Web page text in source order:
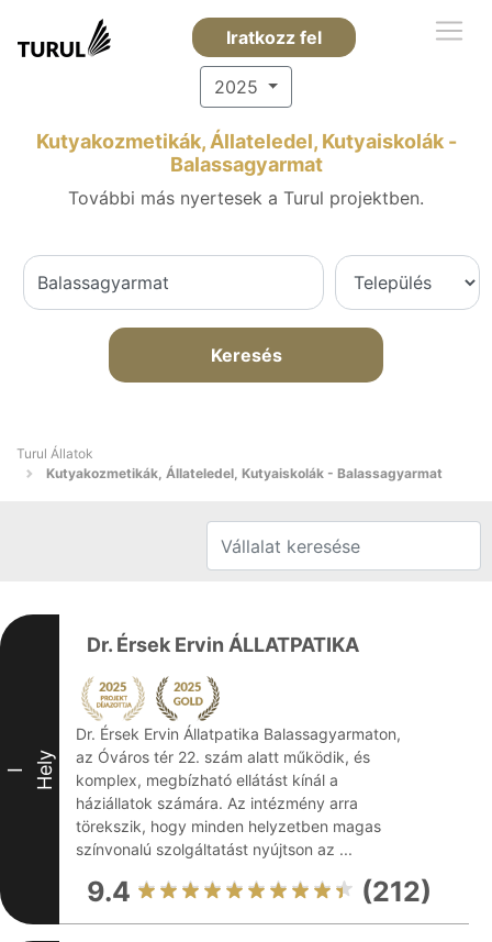
Iratkozz fel
2025
Kutyakozmetikák, Állateledel, Kutyaiskolák -
Balassagyarmat
További más nyertesek a Turul projektben.
Keresés
Turul Állatok
Kutyakozmetikák, Állateledel, Kutyaiskolák - Balassagyarmat
I Hely
Dr. Érsek Ervin ÁLLATPATIKA
Dr. Érsek Ervin Állatpatika Balassagyarmaton,
az Óváros tér 22. szám alatt működik, és
komplex, megbízható ellátást kínál a
háziállatok számára. Az intézmény arra
törekszik, hogy minden helyzetben magas
színvonalú szolgáltatást nyújtson az ...
9.4 (212)